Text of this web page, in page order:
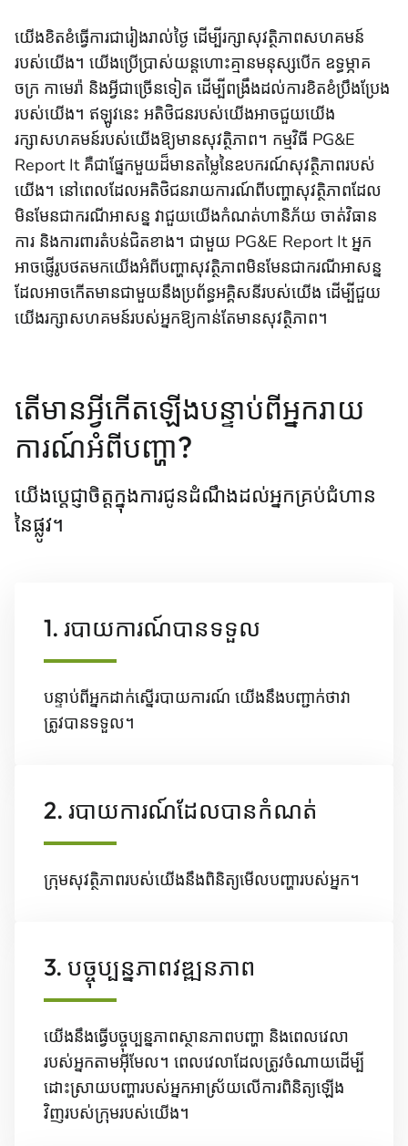
យើងខិតខំធ្វើការជារៀងរាល់ថ្ងៃ ដើម្បីរក្សាសុវត្ថិភាពសហគមន៍
របស់យើង។ យើងប្រើប្រាស់យន្តហោះគ្មានមនុស្សបើក ឧទ្ធម្ភាគ
ចក្រ កាមេរ៉ា និងអ្វីជាច្រើនទៀត ដើម្បីពង្រឹងដល់ការខិតខំប្រឹងប្រែង
របស់យើង។ ឥឡូវនេះ អតិថិជន​របស់យើងអាចជួយយើង​
រក្សាសហគមន៍របស់​យើង​ឱ្យមានសុវត្ថិភាព​។ កម្មវិធី PG&E
Report It គឺជាផ្នែកមួយដ៏មានតម្លៃនៃឧបករណ៍សុវត្ថិភាពរបស់
យើង។ នៅពេលដែលអតិថិជនរាយការណ៍ពីបញ្ហាសុវត្ថិភាពដែល
មិនមែនជាករណីអាសន្ន វាជួយយើងកំណត់ហានិភ័យ ចាត់វិធាន
ការ និងការពារតំបន់ជិតខាង។ ជាមួយ PG&E Report It អ្នក
អាចផ្ញើរូបថតមកយើងអំពីបញ្ហាសុវត្ថិភាពមិនមែនជាករណីអាសន្ន
ដែលអាចកើតមានជាមួយនឹងប្រព័ន្ធអគ្គិសនីរបស់យើង ដើម្បីជួយ
យើងរក្សាសហគមន៍របស់អ្នកឱ្យកាន់តែមានសុវត្ថិភាព។
តើមានអ្វីកើតឡើងបន្ទាប់ពីអ្នករាយ
ការណ៍អំពីបញ្ហា?
យើងប្តេជ្ញាចិត្តក្នុងការជូនដំណឹងដល់អ្នកគ្រប់ជំហាន
នៃផ្លូវ។
1. របាយការណ៍បានទទួល
បន្ទាប់ពីអ្នកដាក់ស្នើរបាយការណ៍ យើងនឹងបញ្ជាក់ថាវា
ត្រូវបានទទួល។
2. របាយការណ៍ដែលបានកំណត់
ក្រុមសុវត្ថិភាពរបស់យើងនឹងពិនិត្យមើលបញ្ហារបស់អ្នក។
3. បច្ចុប្បន្នភាពវឌ្ឍនភាព
យើងនឹងធ្វើបច្ចុប្បន្នភាពស្ថានភាពបញ្ហា និងពេលវេលា
របស់អ្នកតាមអ៊ីមែល។ ពេលវេលាដែលត្រូវចំណាយដើម្បី
ដោះស្រាយបញ្ហារបស់អ្នកអាស្រ័យលើការពិនិត្យឡើង
វិញរបស់ក្រុមរបស់យើង។